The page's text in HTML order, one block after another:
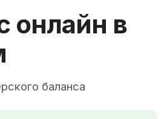
онлайн в
баланса